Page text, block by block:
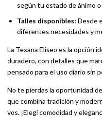
según tu estado de ánimo
Talles disponibles: Desde
diferentes necesidades y
La Texana Eliseo es la opción
duradero, con detalles que
pensado para el uso diario sin
No te pierdas la oportunidad
que combina tradición y
vos. ¡Elegí comodidad y